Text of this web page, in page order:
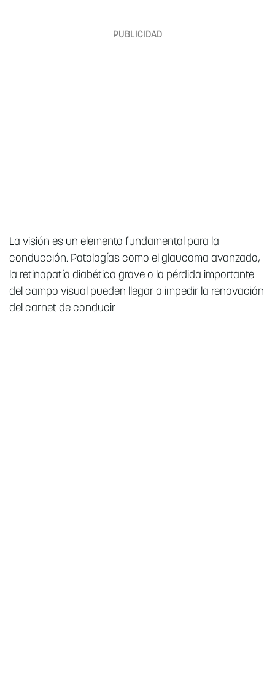
La visión es un elemento fundamental para la
conducción. Patologías como el glaucoma avanzado,
la retinopatía diabética grave o la pérdida importante
del campo visual pueden llegar a impedir la renovación
del carnet de conducir.